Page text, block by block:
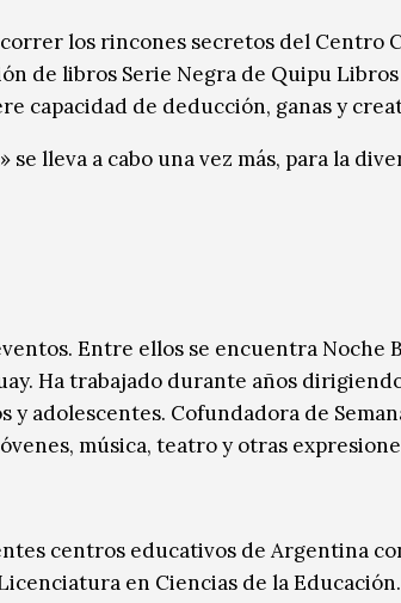
los rincones secretos del Centro
de libros Serie Negra de Quipu
capacidad de deducción, ganas y
se lleva a cabo una vez más, para la
Entre ellos se encuentra Noche
Ha trabajado durante años
adolescentes. Cofundadora de
música, teatro y otras
centros educativos de Argentina
en Ciencias de la